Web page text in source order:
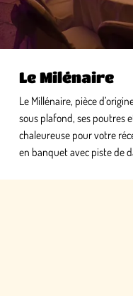
Le Milénaire
Le Millénaire, pièce
sous plafond, ses poutres
chaleureuse pour votre
en banquet avec piste de